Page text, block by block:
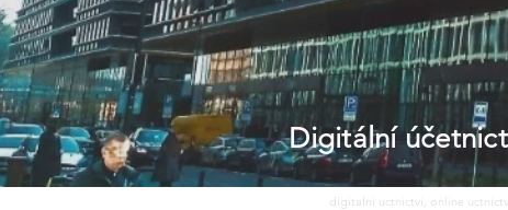
Digitální
digitalni uctnictvi, online